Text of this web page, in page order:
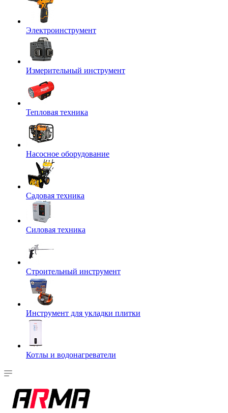
Электроинструмент
Измерительный инструмент
Тепловая техника
Насосное оборудование
Садовая техника
Силовая техника
Строительный инструмент
Инструмент для укладки плитки
Котлы и водонагреватели